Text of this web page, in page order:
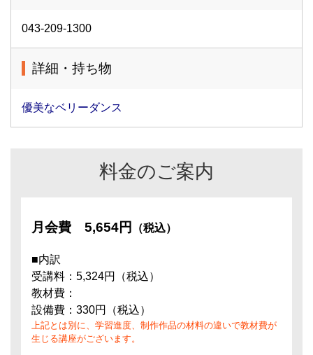
043-209-1300
詳細・持ち物
優美なベリーダンス
料金のご案内
月会費 5,654円 （税込）
■内訳
受講料：5,324円（税込）
教材費：
設備費：330円（税込）
上記とは別に、学習進度、制作作品の材料の違いで教材費が
生じる講座がございます。